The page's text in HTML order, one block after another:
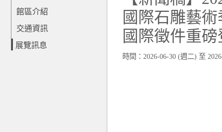
館區介紹
交通資訊
展覽訊息
國際石雕藝
國際徵件重
時間： 2026-06-30 (週二) 至